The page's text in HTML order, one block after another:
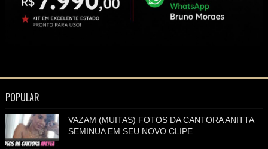
POPULAR
VAZAM (MUITAS) FOTOS DA CANTORA ANITTA
SEMINUA EM SEU NOVO CLIPE